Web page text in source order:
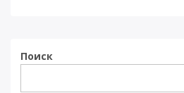
Поиск